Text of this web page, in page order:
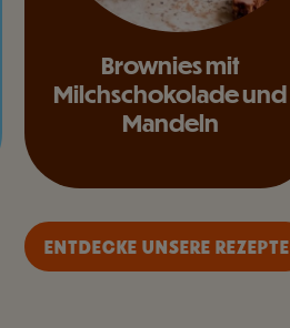
Brownies mit
Milchschokolade und
Mandeln
ENTDECKE UNSERE REZEPTE